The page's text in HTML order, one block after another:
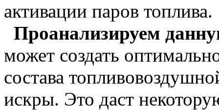
активации паров топлива.
Проанализируем
может создать
состава
искры. Это даст